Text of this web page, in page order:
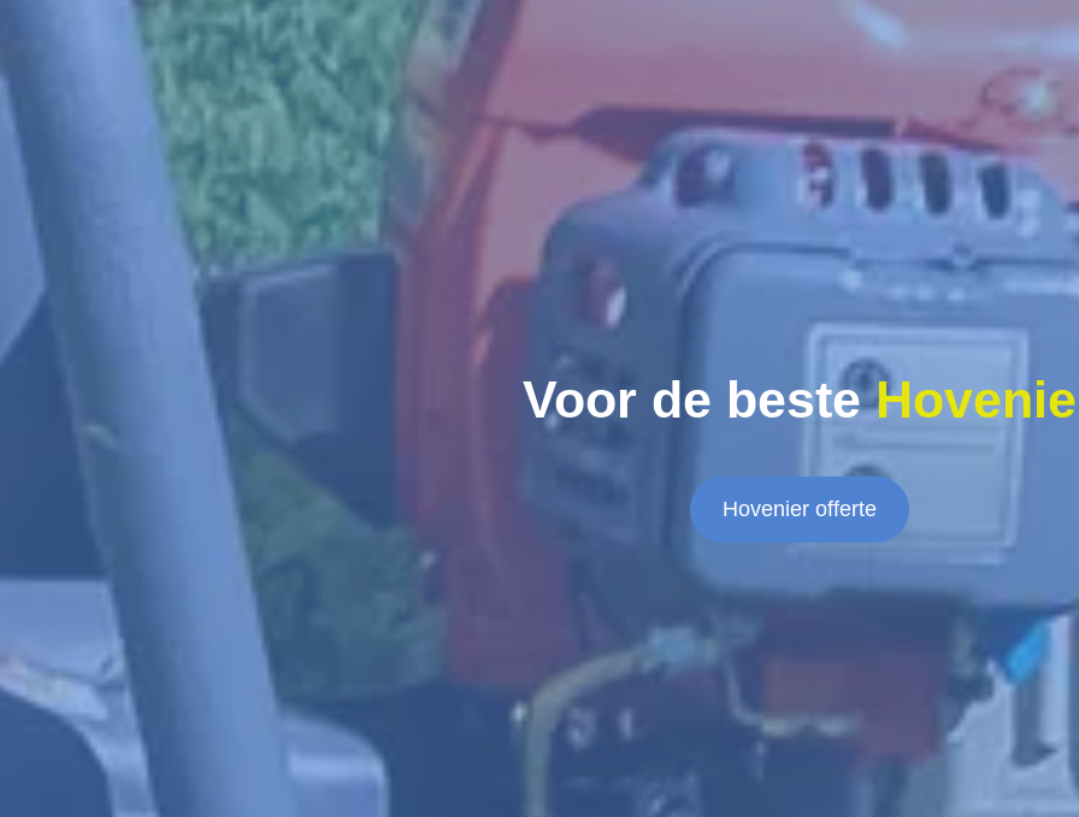
Voor de beste
Hovenier offerte